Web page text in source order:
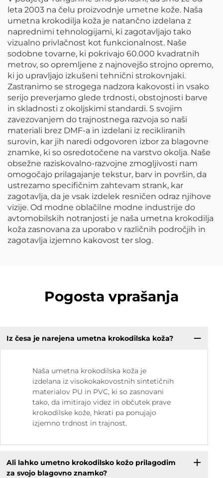
leta 2003 na čelu proizvodnje umetne kože. Naša
umetna krokodilja koža je natančno izdelana z
naprednimi tehnologijami, ki zagotavljajo tako
vizualno privlačnost kot funkcionalnost. Naše
sodobne tovarne, ki pokrivajo 60.000 kvadratnih
metrov, so opremljene z najnovejšo strojno opremo,
ki jo upravljajo izkušeni tehnični strokovnjaki.
Zastranimo se strogega nadzora kakovosti in vsako
serijo preverjamo glede trdnosti, obstojnosti barve
in skladnosti z okoljskimi standardi. S svojim
zavezovanjem do trajnostnega razvoja so naši
materiali brez DMF-a in izdelani iz recikliranih
surovin, kar jih naredi odgovoren izbor za blagovne
znamke, ki so osredotočene na varstvo okolja. Naše
obsežne raziskovalno-razvojne zmogljivosti nam
omogočajo prilagajanje tekstur, barv in površin, da
ustrezamo specifičnim zahtevam strank, kar
zagotavlja, da je vsak izdelek resničen odraz njihove
vizije. Od modne oblačilne modne industrije do
avtomobilskih notranjosti je naša umetna krokodilja
koža zasnovana za uporabo v različnih področjih in
zagotavlja izjemno kakovost ter slog.
Pogosta vprašanja
Iz česa je narejena umetna krokodilska koža?
Naša umetna krokodilska koža je
izdelana iz visokokakovostnih sintetičnih
materialov PU in PVC, ki so zasnovani
tako, da imitirajo videz in občutek prave
krokodilske kože, hkrati pa ponujajo
izjemno trdnost in trajnost.
Ali lahko umetno krokodilsko kožo prilagodim
za svojo blagovno znamko?